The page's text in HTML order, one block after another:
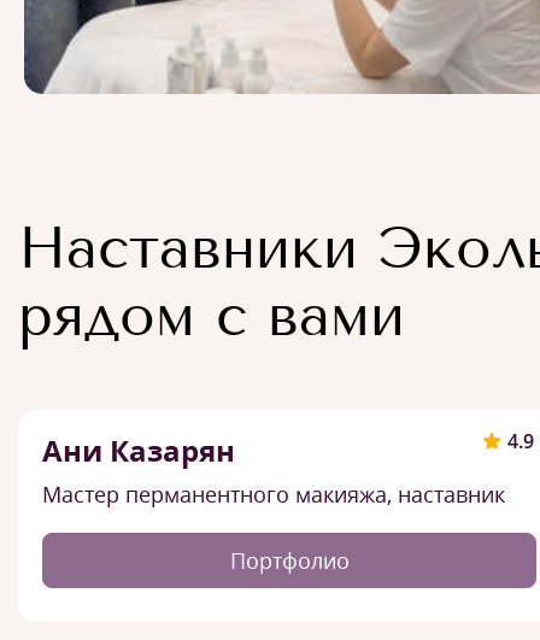
Наставники
рядом с вами
4.9
Ани Казарян
Мастер перманентного макияжа, наставник
Портфолио